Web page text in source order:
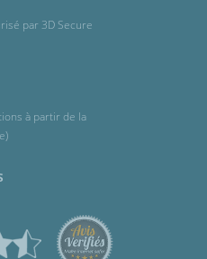
par 3D Secure
à partir de la